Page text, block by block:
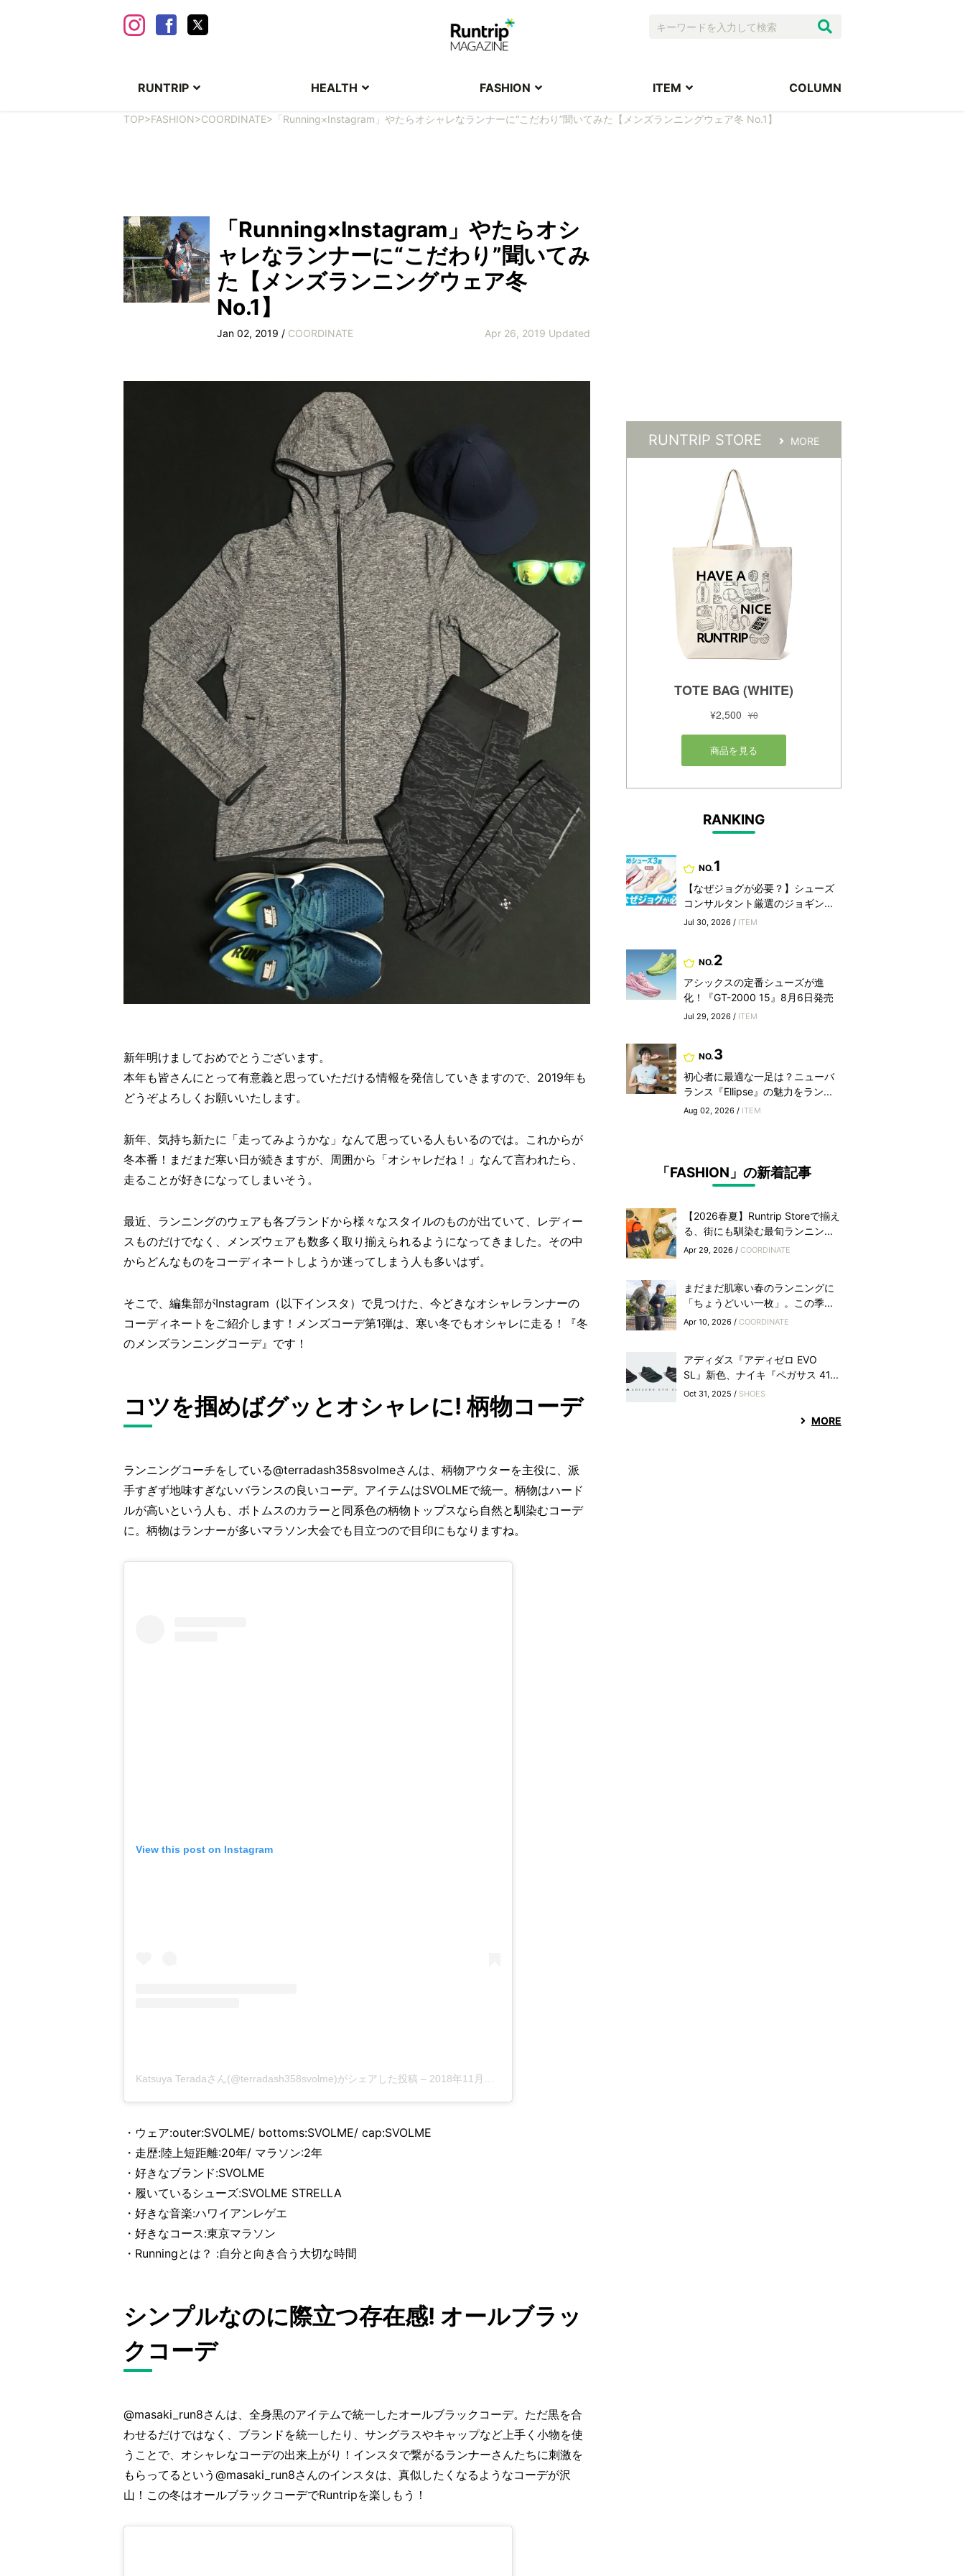
RUNTRIP HEALTH FASHION ITEM COLUMN
TOP>FASHION>COORDINATE> 「Running×Instagram」やたらオシャレなランナーに“こだわり”聞いてみた【メンズランニングウェア冬 No.1】
「Running×Instagram」やたらオシ
ャレなランナーに“こだわり”聞いてみ
た【メンズランニングウェア冬
No.1】
Jan 02, 2019 / COORDINATE Apr 26, 2019 Updated
新年明けましておめでとうございます。
本年も皆さんにとって有意義と思っていただける情報を発信していきますので、2019年も
どうぞよろしくお願いいたします。
新年、気持ち新たに「走ってみようかな」なんて思っている人もいるのでは。これからが
冬本番！まだまだ寒い日が続きますが、周囲から「オシャレだね！」なんて言われたら、
走ることが好きになってしまいそう。
最近、ランニングのウェアも各ブランドから様々なスタイルのものが出ていて、レディー
スものだけでなく、メンズウェアも数多く取り揃えられるようになってきました。その中
からどんなものをコーディネートしようか迷ってしまう人も多いはず。
そこで、編集部がInstagram（以下インスタ）で見つけた、今どきなオシャレランナーの
コーディネートをご紹介します！メンズコーデ第1弾は、寒い冬でもオシャレに走る！『冬
のメンズランニングコーデ』です！
コツを掴めばグッとオシャレに! 柄物コーデ
ランニングコーチをしている@terradash358svolmeさんは、柄物アウターを主役に、派
手すぎず地味すぎないバランスの良いコーデ。アイテムはSVOLMEで統一。柄物はハード
ルが高いという人も、ボトムスのカラーと同系色の柄物トップスなら自然と馴染むコーデ
に。柄物はランナーが多いマラソン大会でも目立つので目印にもなりますね。
View this post on Instagram
Katsuya Teradaさん(@terradash358svolme)がシェアした投稿 – 2018年11月月26日午前5時18分PST
・ウェア:outer:SVOLME/ bottoms:SVOLME/ cap:SVOLME
・走歴:陸上短距離:20年/ マラソン:2年
・好きなブランド:SVOLME
・履いているシューズ:SVOLME STRELLA
・好きな音楽:ハワイアンレゲエ
・好きなコース:東京マラソン
・Runningとは？ :自分と向き合う大切な時間
シンプルなのに際立つ存在感! オールブラッ
クコーデ
@masaki_run8さんは、全身黒のアイテムで統一したオールブラックコーデ。ただ黒を合
わせるだけではなく、ブランドを統一したり、サングラスやキャップなど上手く小物を使
うことで、オシャレなコーデの出来上がり！インスタで繋がるランナーさんたちに刺激を
もらってるという@masaki_run8さんのインスタは、真似したくなるようなコーデが沢
山！この冬はオールブラックコーデでRuntripを楽しもう！
RUNTRIP STORE MORE
RANKING
NO.1
【なぜジョグが必要？】シューズ
コンサルタント厳選のジョギン...
Jul 30, 2026 / ITEM
NO.2
アシックスの定番シューズが進
化！『GT-2000 15』8月6日発売
Jul 29, 2026 / ITEM
NO.3
初心者に最適な一足は？ニューバ
ランス『Ellipse』の魅力をラン...
Aug 02, 2026 / ITEM
「FASHION」の新着記事
【2026春夏】Runtrip Storeで揃え
る、街にも馴染む最旬ランニン...
Apr 29, 2026 / COORDINATE
まだまだ肌寒い春のランニングに
「ちょうどいい一枚」。この季...
Apr 10, 2026 / COORDINATE
アディダス『アディゼロ EVO
SL』新色、ナイキ『ペガサス 41...
Oct 31, 2025 / SHOES
MORE